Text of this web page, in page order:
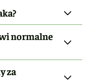
normalne
za